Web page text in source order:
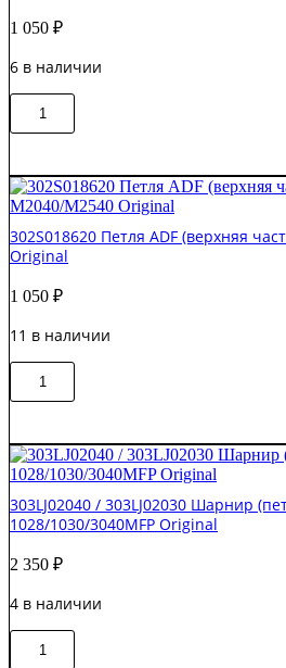
Kyocera
S'tech
1 050 ₽
6 в наличии
Количество
товара
ADF
(опора)
Kyocera
M2040/M2540
Original
302S018620 Петля ADF (верхняя
Original
1 050 ₽
11 в наличии
Количество
товара
ADF
(верхняя
часть)
Kyocera
M2040/M2540
303LJ02040 / 303LJ02030 Шарнир
1028/1030/3040MFP Original
2 350 ₽
4 в наличии
Количество
товара